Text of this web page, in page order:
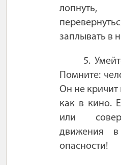
заплывать в
5.
Помните:
Он не
как в кино.
или
опасности!